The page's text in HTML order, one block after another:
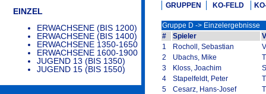
EINZEL
ERWACHSENE (BIS 1200)
ERWACHSENE (BIS 1400)
ERWACHSENE 1350-1650
ERWACHSENE 1600-1900
JUGEND 13 (BIS 1350)
JUGEND 15 (BIS 1550)
GRUPPEN
KO-FELD
Gruppe D -> Einzelergebnisse
#
Spieler
1
Rocholl, Sebastian
2
Ubachs, Mike
3
Kloss, Joachim
4
Stapelfeldt, Peter
5
Cesarz, Hans-Josef